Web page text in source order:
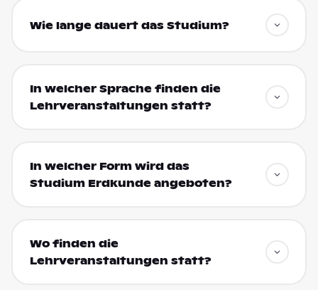
Wie lange dauert das Studium?
In welcher Sprache finden die
Lehrveranstaltungen statt?
In welcher Form wird das
Studium Erdkunde angeboten?
Wo finden die
Lehrveranstaltungen statt?